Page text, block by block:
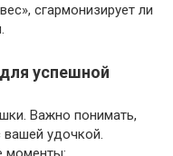
сгармонизирует ли
успешной
Важно понимать,
удочкой.